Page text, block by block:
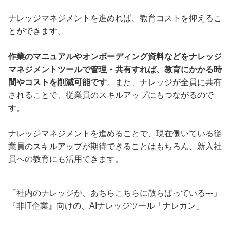
ナレッジマネジメントを進めれば、教育コストを抑えるこ
とができます。
作業のマニュアルやオンボーディング資料などをナレッジ
マネジメントツールで管理・共有すれば、教育にかかる時
間やコストを削減可能です。また、ナレッジが全員に共有
されることで、従業員のスキルアップにもつながるので
す。
ナレッジマネジメントを進めることで、現在働いている従
業員のスキルアップが期待できることはもちろん、新入社
員への教育にも活用できます。
「社内のナレッジが、あちらこちらに散らばっている---」
『非IT企業』向けの、AIナレッジツール「ナレカン」